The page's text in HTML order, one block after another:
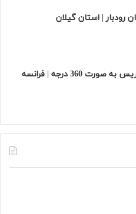
رودبار | استان گیلان
360 درجه | فرانسه